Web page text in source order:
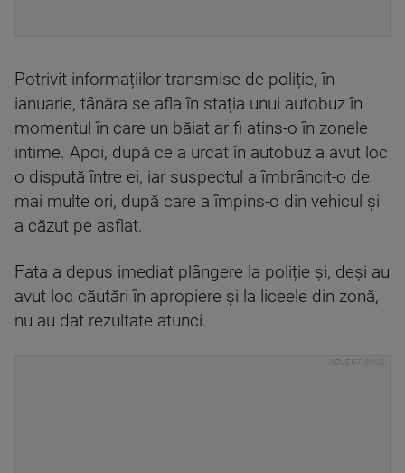
Potrivit informațiilor transmise de poliție, în
ianuarie, tânăra se afla în stația unui autobuz în
momentul în care un băiat ar fi atins-o în zonele
intime. Apoi, după ce a urcat în autobuz a avut loc
o dispută între ei, iar suspectul a îmbrâncit-o de
mai multe ori, după care a împins-o din vehicul și
a căzut pe asflat.
Fata a depus imediat plângere la poliție și, deși au
avut loc căutări în apropiere și la liceele din zonă,
nu au dat rezultate atunci.